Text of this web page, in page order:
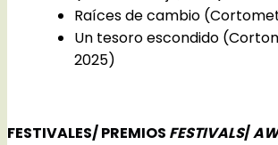
Raíces de cambio
Un tesoro escondido
2025)
FESTIVALES/ PREMIOS FESTIVALS/